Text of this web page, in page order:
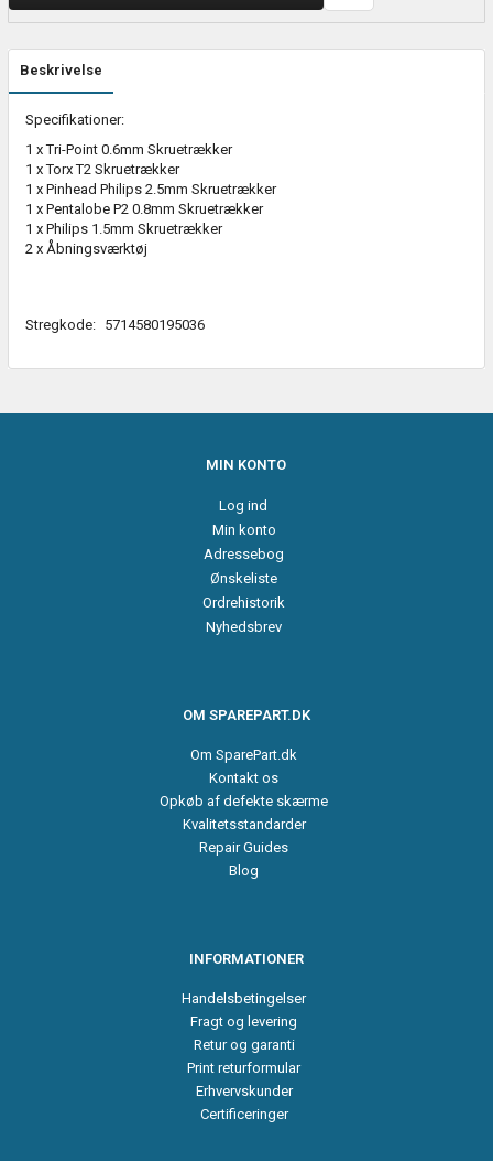
Beskrivelse
Specifikationer:
1 x Tri-Point 0.6mm Skruetrækker
1 x Torx T2 Skruetrækker
1 x Pinhead Philips 2.5mm Skruetrækker
1 x Pentalobe P2 0.8mm Skruetrækker
1 x Philips 1.5mm Skruetrækker
2 x Åbningsværktøj
Stregkode: 5714580195036
MIN KONTO
Log ind
Min konto
Adressebog
Ønskeliste
Ordrehistorik
Nyhedsbrev
OM SPAREPART.DK
Om SparePart.dk
Kontakt os
Opkøb af defekte skærme
Kvalitetsstandarder
Repair Guides
Blog
INFORMATIONER
Handelsbetingelser
Fragt og levering
Retur og garanti
Print returformular
Erhvervskunder
Certificeringer